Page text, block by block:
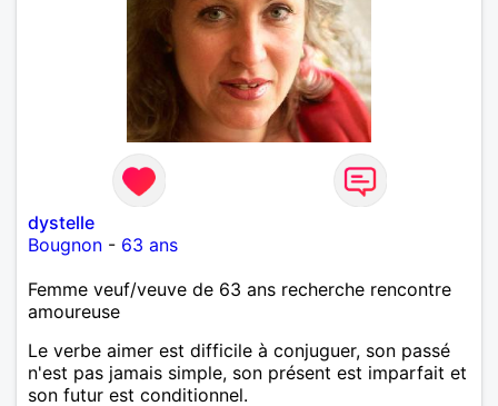
dystelle
Bougnon - 63 ans
Femme veuf/veuve de 63 ans recherche rencontre
amoureuse
Le verbe aimer est difficile à conjuguer, son passé
n'est pas jamais simple, son présent est imparfait et
son futur est conditionnel.